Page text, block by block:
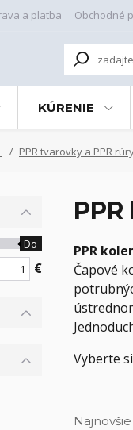
a platba Obchodné
KÚRENIE
PPR tvarovky a PPR
PPR
Čapové
Vyberte
Najnovšie
Do
€